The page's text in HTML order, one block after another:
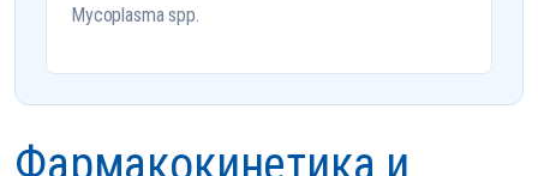
Mycoplasma spp.